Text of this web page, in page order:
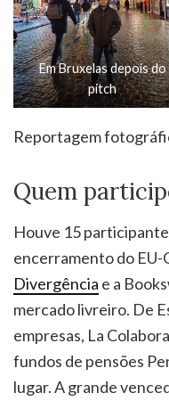
Em Bruxelas depois do
pitch
Reportagem
Quem
Houve 15
encerramento do EU-
Divergência e a
mercado livreiro. De
empresas, La
fundos de pensões
lugar. A grande